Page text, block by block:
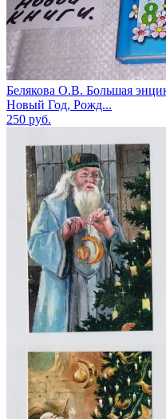
Белякова О.В. Большая
Новый Год, Рожд...
250 руб.